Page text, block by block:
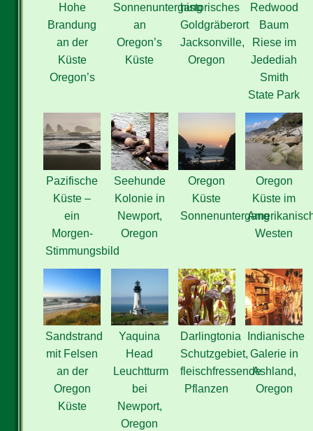
Hohe
Brandung
an der
Küste
Oregon’s
Sonnenuntergang
an
Oregon’s
Küste
historisches
Goldgräberort
Jacksonville,
Oregon
Redwood
Baum
Riese im
Jedediah
Smith
State Park
Pazifische
Küste –
ein
Morgen-
Stimmungsbild
Seehunde
Kolonie in
Newport,
Oregon
Oregon
Küste
Sonnenuntergang
Oregon
Küste im
Westen
Sandstrand
mit Felsen
an der
Oregon
Küste
Yaquina
Head
Leuchtturm
bei
Newport,
Oregon
Darlingtonia
Schutzgebiet,
fleischfressende
Pflanzen
Indianische
Galerie in
Ashland,
Oregon